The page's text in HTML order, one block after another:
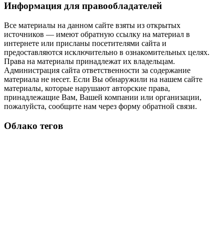
Информация для правообладателей
Все материалы на данном сайте взяты из открытых
источников — имеют обратную ссылку на материал в
интернете или присланы посетителями сайта и
предоставляются исключительно в ознакомительных целях.
Права на материалы принадлежат их владельцам.
Администрация сайта ответственности за содержание
материала не несет. Если Вы обнаружили на нашем сайте
материалы, которые нарушают авторские права,
принадлежащие Вам, Вашей компании или организации,
пожалуйста, сообщите нам через форму обратной связи.
Облако тегов